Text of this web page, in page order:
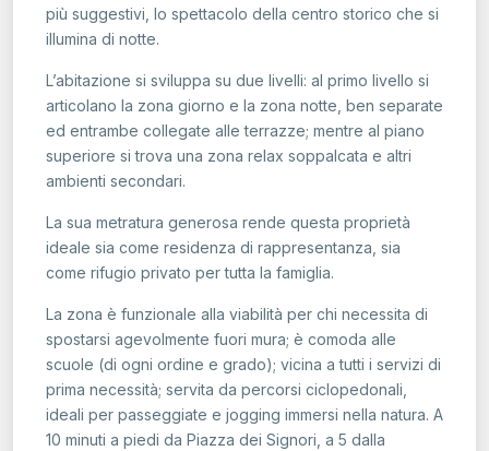
più suggestivi, lo spettacolo della centro storico che si
illumina di notte.
L’abitazione si sviluppa su due livelli: al primo livello si
articolano la zona giorno e la zona notte, ben separate
ed entrambe collegate alle terrazze; mentre al piano
superiore si trova una zona relax soppalcata e altri
ambienti secondari.
La sua metratura generosa rende questa proprietà
ideale sia come residenza di rappresentanza, sia
come rifugio privato per tutta la famiglia.
La zona è funzionale alla viabilità per chi necessita di
spostarsi agevolmente fuori mura; è comoda alle
scuole (di ogni ordine e grado); vicina a tutti i servizi di
prima necessità; servita da percorsi ciclopedonali,
ideali per passeggiate e jogging immersi nella natura. A
10 minuti a piedi da Piazza dei Signori, a 5 dalla